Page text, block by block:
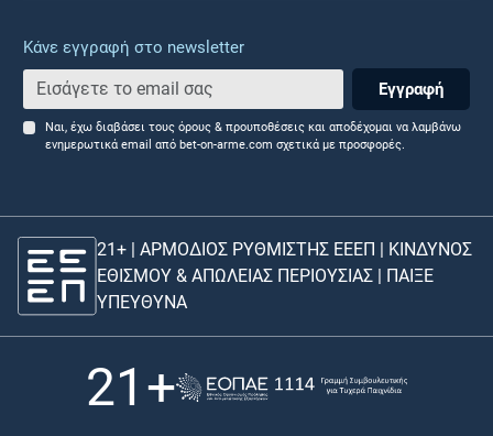
Κάνε εγγραφή στο newsletter
Εγγραφή
Ναι, έχω διαβάσει τους όρους & προυποθέσεις και αποδέχομαι να λαμβάνω
ενημερωτικά email από bet-on-arme.com σχετικά με προσφορές.
21+ | ΑΡΜΟΔΙΟΣ ΡΥΘΜΙΣΤΗΣ ΕΕΕΠ | ΚΙΝΔΥΝΟΣ
ΕΘΙΣΜΟΥ & ΑΠΩΛΕΙΑΣ ΠΕΡΙΟΥΣΙΑΣ | ΠΑΙΞΕ
ΥΠΕΥΘΥΝΑ
21+